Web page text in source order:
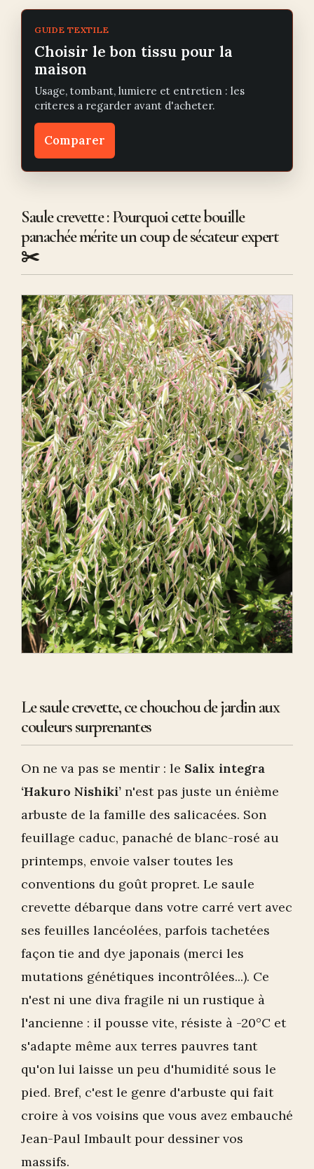
GUIDE TEXTILE
Choisir le bon tissu pour la
maison
Usage, tombant, lumiere et entretien : les
criteres a regarder avant d'acheter.
Comparer
Saule crevette : Pourquoi cette bouille
panachée mérite un coup de sécateur expert
✂️
Le saule crevette, ce chouchou de jardin aux
couleurs surprenantes
On ne va pas se mentir : le Salix integra
‘Hakuro Nishiki’ n'est pas juste un énième
arbuste de la famille des salicacées. Son
feuillage caduc, panaché de blanc-rosé au
printemps, envoie valser toutes les
conventions du goût propret. Le saule
crevette débarque dans votre carré vert avec
ses feuilles lancéolées, parfois tachetées
façon tie and dye japonais (merci les
mutations génétiques incontrôlées...). Ce
n'est ni une diva fragile ni un rustique à
l'ancienne : il pousse vite, résiste à -20°C et
s'adapte même aux terres pauvres tant
qu'on lui laisse un peu d'humidité sous le
pied. Bref, c'est le genre d'arbuste qui fait
croire à vos voisins que vous avez embauché
Jean-Paul Imbault pour dessiner vos
massifs.